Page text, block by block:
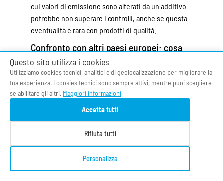
cui valori di emissione sono alterati da un additivo
potrebbe non superare i controlli, anche se questa
eventualità è rara con prodotti di qualità.
Confronto con altri paesi europei: cosa
succede in Germania e Francia
InGermania, il mercato degli additivi per olio
motore è particolarmente fiorente, conLiqui Moly
che rappresenta un vero campione nazionale.
(Allgemeiner Deutscher Automobil-Club), la
più grande associazione automobilistica tedesca,
ha condotto nel corso degli anni vari test
comparativi su additivi, giungendo a conclusioni
generalmente prudenti: i benefici misurabili
esistono ma sono modesti, e l'uso è sconsigliato su
Questo sito utilizza i cookies
Utilizziamo cookies tecnici, analitici e di geolocalizzazione per migliorare la
tua esperienza. I cookies tecnici sono sempre attivi, mentre puoi scegliere
se abilitare gli altri. Maggiori informazioni
Accetta tutti
Rifiuta tutti
Personalizza